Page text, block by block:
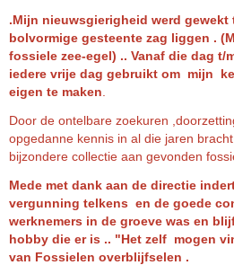
.Mijn nieuwsgierigheid werd gewekt
bolvormige gesteente zag liggen .
fossiele zee-egel) .. Vanaf die dag t/
iedere vrije dag gebruikt om mijn
eigen te maken
Door de ontelbare zoekuren
opgedanne kennis in al die jaren
bijzondere collectie aan gevonden
Mede met dank aan de directie
vergunning telkens en de goede
werknemers in de groeve was en
hobby die er is .. "Het zelf mogen
van Fossielen overblijfselen .